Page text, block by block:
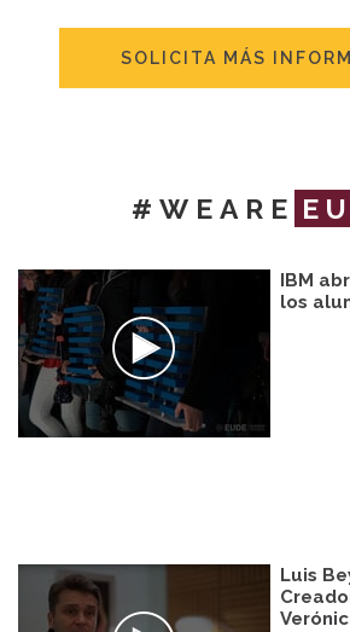
SOLICITA MÁS
#WEARE
IBM
los
Luis